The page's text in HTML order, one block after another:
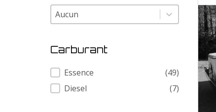
Modele
Modele
Carburant
Carburant
Essence
(49)
Diesel
(7)